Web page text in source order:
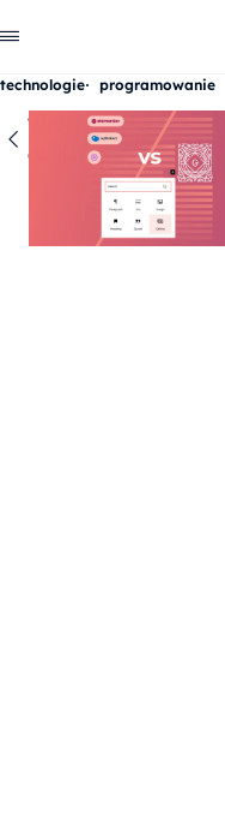
Wróć
do listy
technologie programowanie